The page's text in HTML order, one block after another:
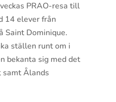
PRAO-resa till
14 elever från
Saint Dominique.
ställen runt om i
bekanta sig med det
samt Ålands